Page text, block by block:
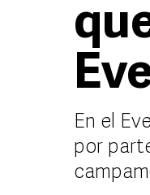
En el
por